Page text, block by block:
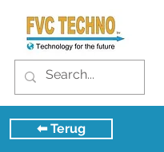
⬅︎ Terug